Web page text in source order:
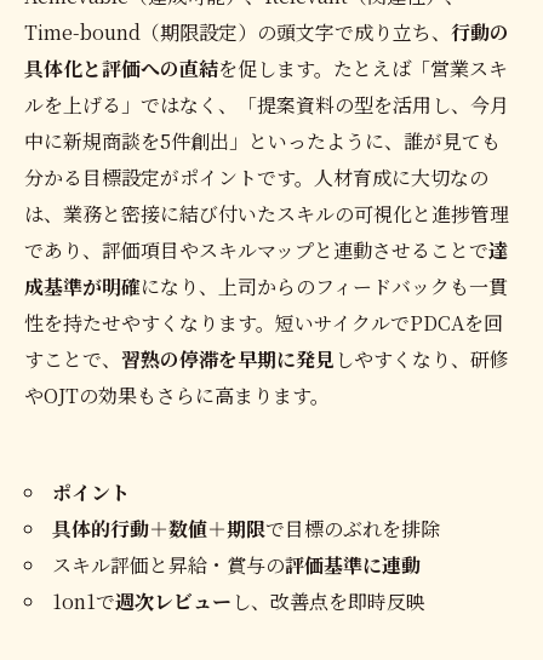
Time-bound（期限設定）の頭文字で成り立ち、 行動の
具体化と評価への直結を促します。たとえば「営業スキ
ルを上げる」ではなく、「提案資料の型を活用し、今月
中に新規商談を5件創出」といったように、誰が見ても
分かる目標設定がポイントです。人材育成に大切なの
は、業務と密接に結び付いたスキルの可視化と進捗管理
であり、評価項目やスキルマップと連動させることで達
成基準が明確になり、上司からのフィードバックも一貫
性を持たせやすくなります。短いサイクルでPDCAを回
すことで、 習熟の停滞を早期に発見 しやすくなり、研修
やOJTの効果もさらに高まります。
ポイント
具体的行動＋数値＋期限で目標のぶれを排除
スキル評価と昇給・賞与の評価基準に連動
1on1で週次レビュー し、改善点を即時反映